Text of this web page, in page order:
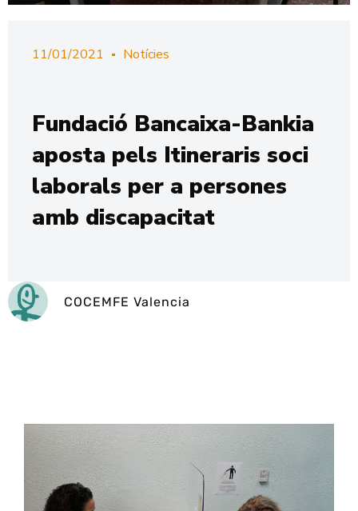
11/01/2021 Notícies
Fundació Bancaixa-Bankia
aposta pels Itineraris soci
laborals per a persones
amb discapacitat
COCEMFE Valencia